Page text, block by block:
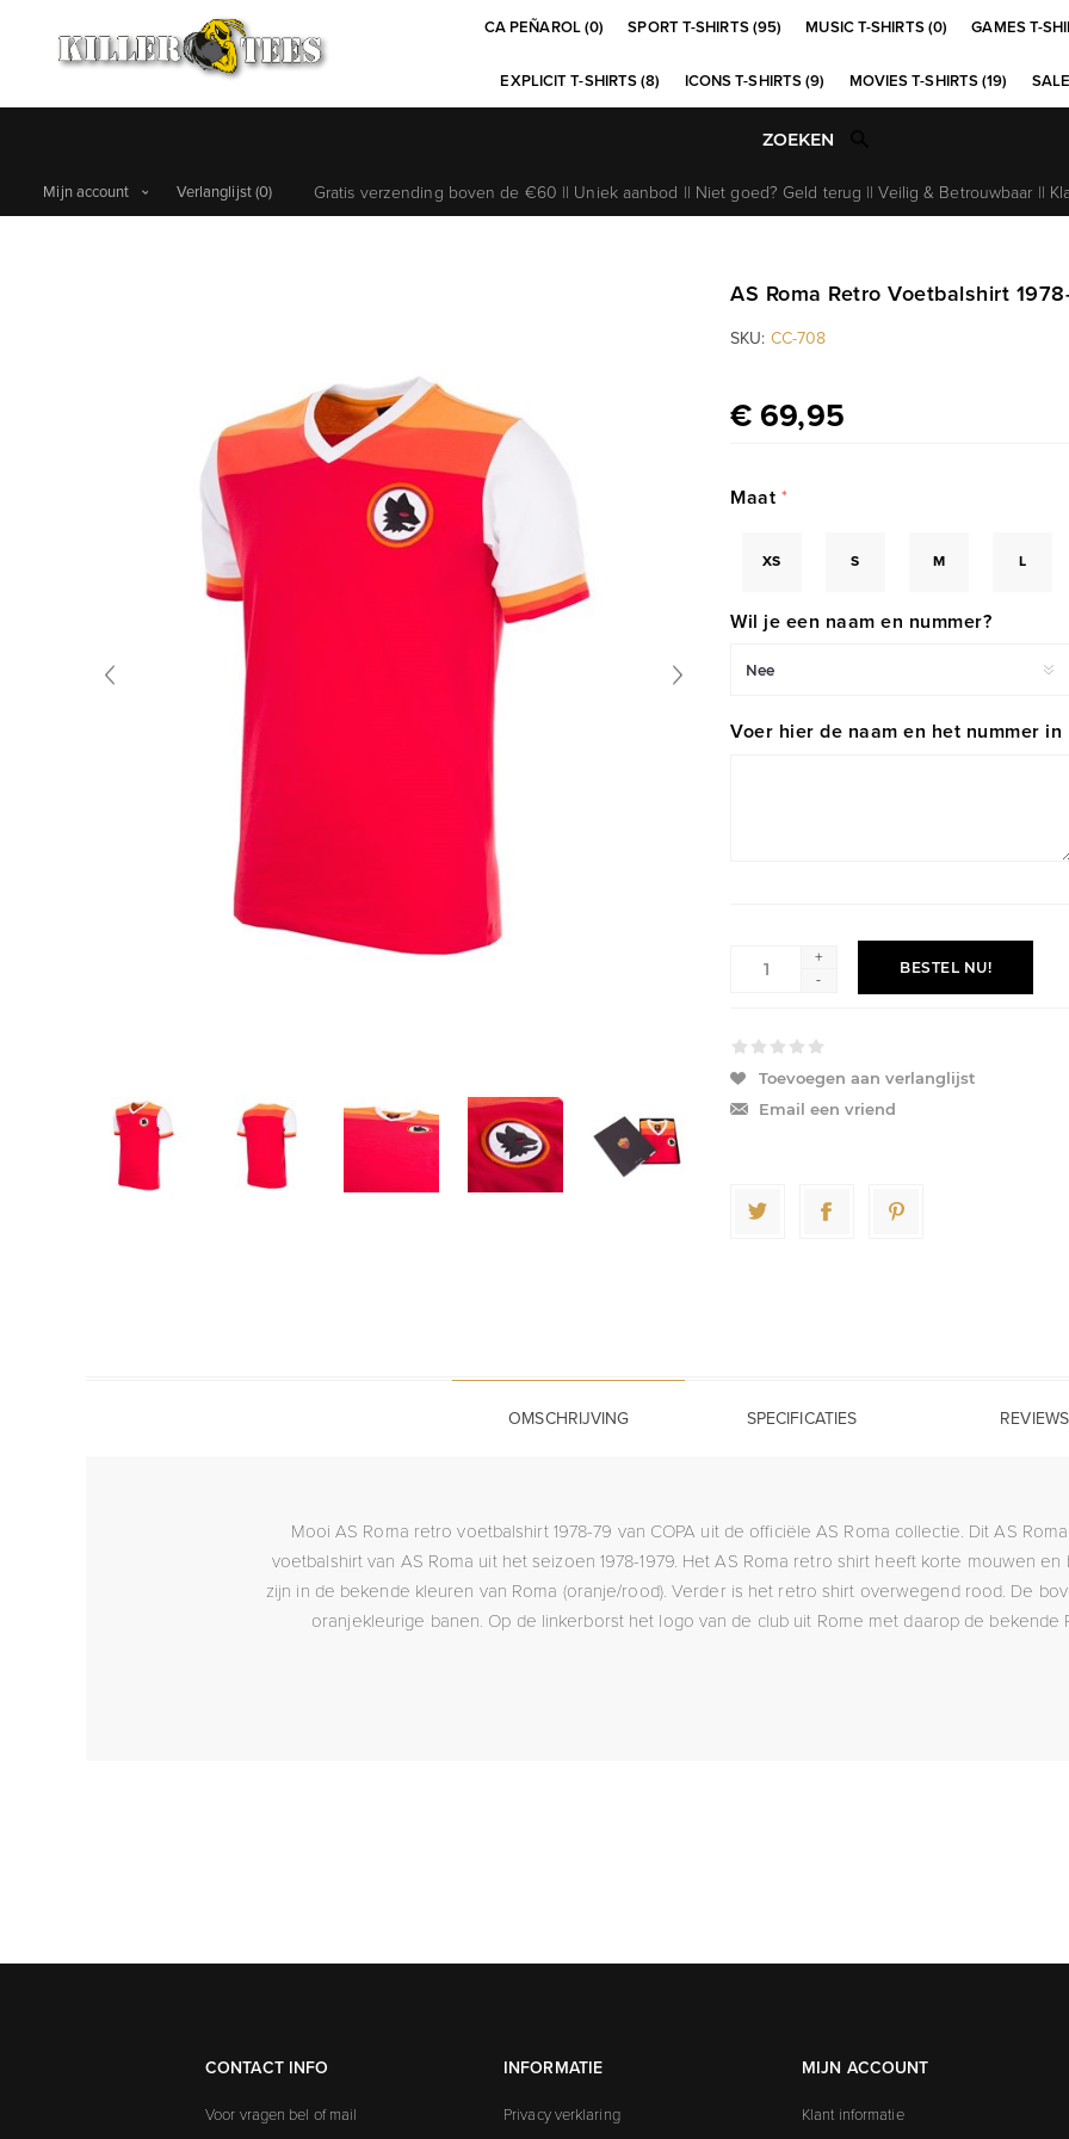
CA PEÑAROL (0) SPORT T-SHIRTS (95) MUSIC T-SHIRTS (0) GAMES T-
EXPLICIT T-SHIRTS (8) ICONS T-SHIRTS (9) MOVIES T-SHIRTS (19)
Gratis verzending boven de €60 || Uniek aanbod || Niet goed? Geld terug || Veilig & Betrouwbaar ||
Mijn account Verlanglijst(0)
AS Roma Retro Voetbalshirt
SKU: CC-708
€ 69,95
Maat *
XS S M L
Wil je een naam en nummer?
Voer hier de naam en het nummer in
+
-
BESTEL NU!
Toevoegen aan verlanglijst
Email een vriend
OMSCHRIJVING SPECIFICATIES REVIEWS
Mooi AS Roma retro voetbalshirt 1978-79 van COPA uit de officiële AS Roma collectie. Dit AS
voetbalshirt van AS Roma uit het seizoen 1978-1979. Het AS Roma retro shirt heeft korte mouwen
zijn in de bekende kleuren van Roma (oranje/rood). Verder is het retro shirt overwegend rood. De
oranjekleurige banen. Op de linkerborst het logo van de club uit Rome met daarop de bekende
CONTACT INFO
Voor vragen bel of mail
INFORMATIE
Privacy verklaring
MIJN ACCOUNT
Klant informatie